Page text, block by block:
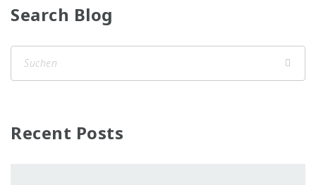
Search Blog
Recent Posts